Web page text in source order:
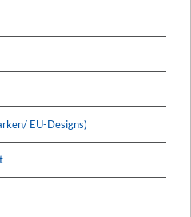
EU-Designs)